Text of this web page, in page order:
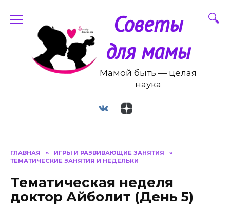
содержанию
Советы
для мамы
Мамой быть — целая
наука
ГЛАВНАЯ » ИГРЫ И РАЗВИВАЮЩИЕ ЗАНЯТИЯ
»
ТЕМАТИЧЕСКИЕ ЗАНЯТИЯ И НЕДЕЛЬКИ
Тематическая неделя
доктор Айболит (День 5)